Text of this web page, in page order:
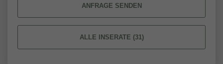
ANFRAGE SENDEN
ALLE INSERATE (31)